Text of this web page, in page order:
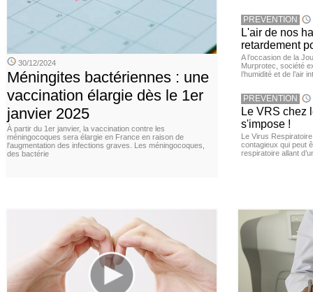
30/12/2024
Méningites bactériennes : une
vaccination élargie dès le 1er
janvier 2025
À partir du 1er janvier, la vaccination contre les
méningocoques sera élargie en France en raison de
l'augmentation des infections graves. Les méningocoques,
des bactérie
PREVENTION
L'air de nos
retardement
A l’occasion de la
Murprotec, société
l’humidité et de l’air
PREVENTION
Le VRS chez
s'impose !
Le Virus
contagieux qui peut
respiratoire allant